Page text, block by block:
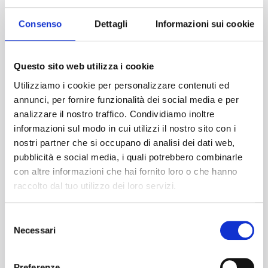
Consenso Dettagli Informazioni sui cookie
Questo sito web utilizza i cookie
Utilizziamo i cookie per personalizzare contenuti ed
annunci, per fornire funzionalità dei social media e per
analizzare il nostro traffico. Condividiamo inoltre
informazioni sul modo in cui utilizzi il nostro sito con i
nostri partner che si occupano di analisi dei dati web,
pubblicità e social media, i quali potrebbero combinarle
con altre informazioni che hai fornito loro o che hanno
raccolto dal tuo utilizzo dei loro servizi.
delNecessari
F. Tiola
21 marzo 2026
9 Perfetto!
Tutto perfetto come speravamo. Da
ripetere in futuro.